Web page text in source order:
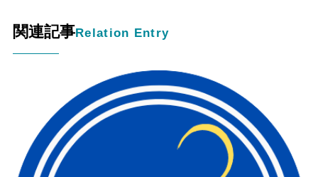
関連記事Relation Entry